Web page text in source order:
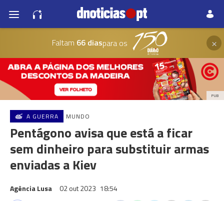
Faltam 66 diaspara os ×
PUB
A GUERRA MUNDO
Pentágono avisa que está a ficar
sem dinheiro para substituir armas
enviadas a Kiev
Agência Lusa 02 out 2023 18:54